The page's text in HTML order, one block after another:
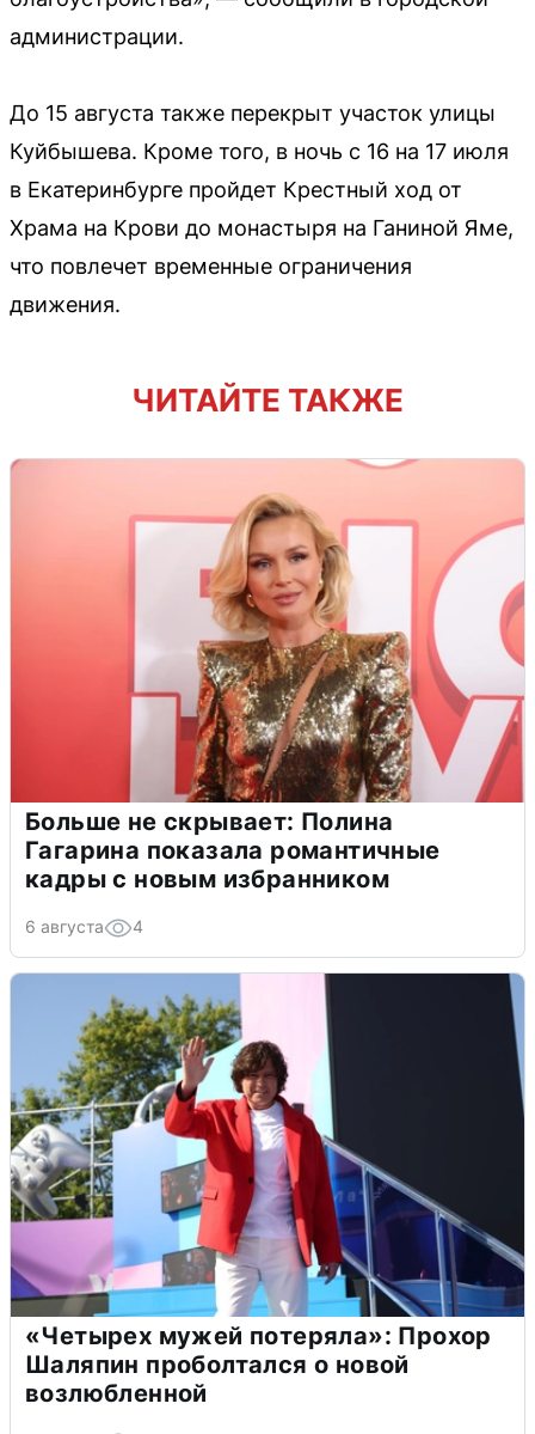
администрации.
До 15 августа также перекрыт участок улицы
Куйбышева. Кроме того, в ночь с 16 на 17 июля
в Екатеринбурге пройдет Крестный ход от
Храма на Крови до монастыря на Ганиной Яме,
что повлечет временные ограничения
движения.
ЧИТАЙТЕ ТАКЖЕ
Больше не скрывает: Полина
Гагарина показала романтичные
кадры с новым избранником
6 августа 4
«Четырех мужей потеряла»: Прохор
Шаляпин проболтался о новой
возлюбленной